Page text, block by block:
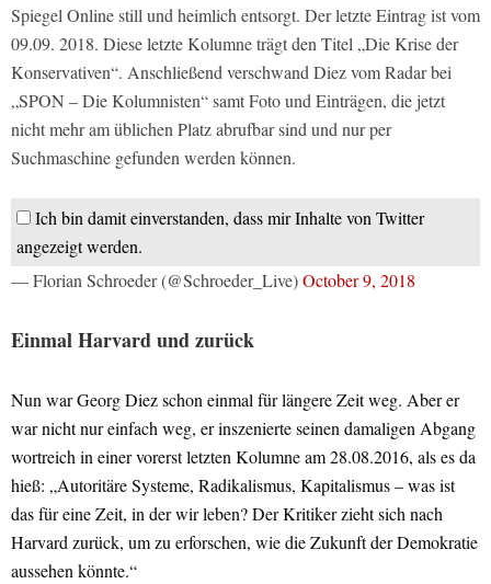
Spiegel Online still und heimlich entsorgt. Der letzte Eintrag ist vom
09.09. 2018. Diese letzte Kolumne trägt den Titel „Die Krise der
Konservativen“. Anschließend verschwand Diez vom Radar bei
„SPON – Die Kolumnisten“ samt Foto und Einträgen, die jetzt
nicht mehr am üblichen Platz abrufbar sind und nur per
Suchmaschine gefunden werden können.
Ich bin damit einverstanden, dass mir Inhalte von Twitter
angezeigt werden.
— Florian Schroeder (@Schroeder_Live)October 9, 2018
Einmal Harvard und zurück
Nun war Georg Diez schon einmal für längere Zeit weg. Aber er
war nicht nur einfach weg, er inszenierte seinen damaligen Abgang
wortreich in einer vorerst letzten Kolumne am 28.08.2016, als es da
hieß: „Autoritäre Systeme, Radikalismus, Kapitalismus – was ist
das für eine Zeit, in der wir leben? Der Kritiker zieht sich nach
Harvard zurück, um zu erforschen, wie die Zukunft der Demokratie
aussehen könnte.“